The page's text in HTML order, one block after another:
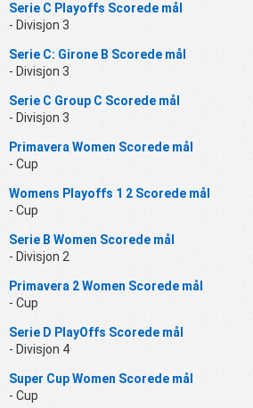
Serie C Playoffs Scorede mål
- Divisjon 3
Serie C: Girone B Scorede mål
- Divisjon 3
Serie C Group C Scorede mål
- Divisjon 3
Primavera Women Scorede mål
- Cup
Womens Playoffs 1 2 Scorede mål
- Cup
Serie B Women Scorede mål
- Divisjon 2
Primavera 2 Women Scorede mål
- Cup
Serie D PlayOffs Scorede mål
- Divisjon 4
Super Cup Women Scorede mål
- Cup